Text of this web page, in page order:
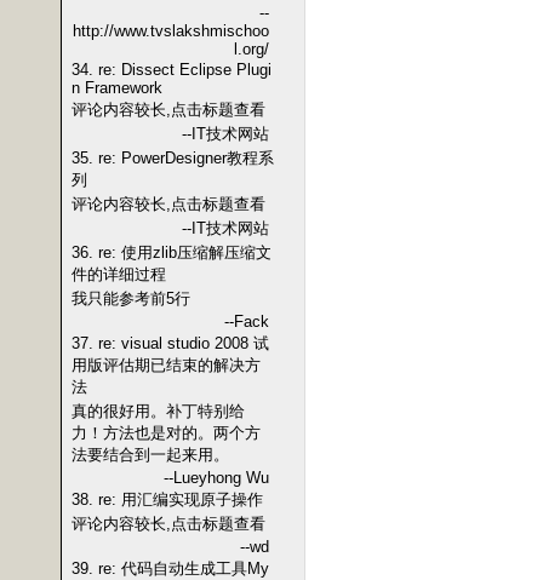
--
http://www.tvslakshmischoo
l.org/
34. re: Dissect Eclipse Plugi
n Framework
评论内容较长,点击标题查看
--IT技术网站
35. re: PowerDesigner教程系
列
评论内容较长,点击标题查看
--IT技术网站
36. re: 使用zlib压缩解压缩文
件的详细过程
我只能参考前5行
--Fack
37. re: visual studio 2008 试
用版评估期已结束的解决方
法
真的很好用。补丁特别给
力！方法也是对的。两个方
法要结合到一起来用。
--Lueyhong Wu
38. re: 用汇编实现原子操作
评论内容较长,点击标题查看
--wd
39. re: 代码自动生成工具My